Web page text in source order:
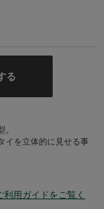
る
イを立体的に見せる事
でお洒落な胸元を演
用ガイドをご覧く